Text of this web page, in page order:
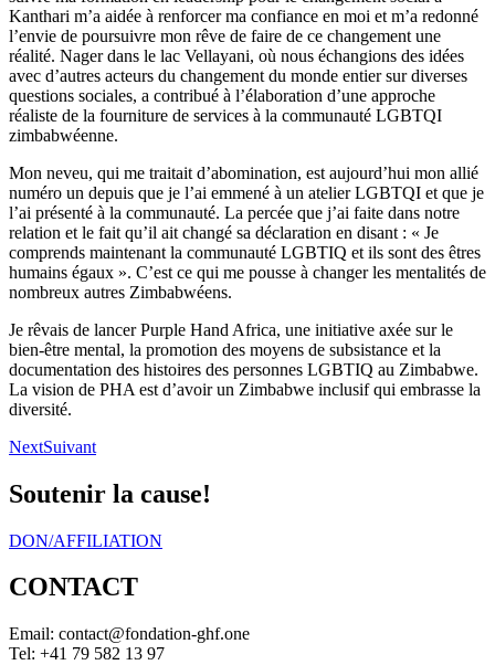
Kanthari m’a aidée à renforcer ma confiance en moi et m’a redonné
l’envie de poursuivre mon rêve de faire de ce changement une
réalité. Nager dans le lac Vellayani, où nous échangions des idées
avec d’autres acteurs du changement du monde entier sur diverses
questions sociales, a contribué à l’élaboration d’une approche
réaliste de la fourniture de services à la communauté LGBTQI
zimbabwéenne.
Mon neveu, qui me traitait d’abomination, est aujourd’hui mon allié
numéro un depuis que je l’ai emmené à un atelier LGBTQI et que je
l’ai présenté à la communauté. La percée que j’ai faite dans notre
relation et le fait qu’il ait changé sa déclaration en disant : « Je
comprends maintenant la communauté LGBTIQ et ils sont des êtres
humains égaux ». C’est ce qui me pousse à changer les mentalités de
nombreux autres Zimbabwéens.
Je rêvais de lancer Purple Hand Africa, une initiative axée sur le
bien-être mental, la promotion des moyens de subsistance et la
documentation des histoires des personnes LGBTIQ au Zimbabwe.
La vision de PHA est d’avoir un Zimbabwe inclusif qui embrasse la
diversité.
NextSuivant
Soutenir la cause!
DON/AFFILIATION
CONTACT
Email: eno.fhg-noitadnof@tcatnoc
Tel: +41 79 582 13 97